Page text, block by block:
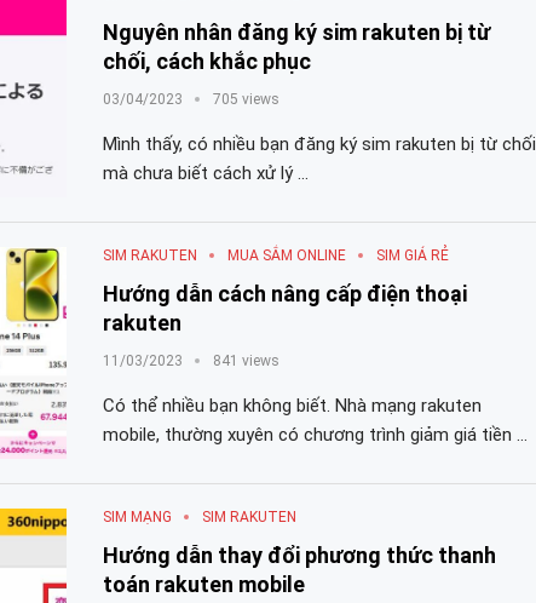
Nguyên nhân đăng ký sim rakuten bị từ
chối, cách khắc phục
03/04/2023 705 views
Mình thấy, có nhiều bạn đăng ký sim rakuten bị từ chối
mà chưa biết cách xử lý …
SIM RAKUTEN MUA SẮM ONLINE SIM GIÁ RẺ
Hướng dẫn cách nâng cấp điện thoại
rakuten
11/03/2023 841 views
Có thể nhiều bạn không biết. Nhà mạng rakuten
mobile, thường xuyên có chương trình giảm giá tiền …
SIM MẠNG SIM RAKUTEN
Hướng dẫn thay đổi phương thức thanh
toán rakuten mobile